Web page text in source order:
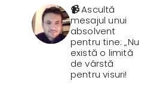
📹Ascultă
mesajul unui
absolvent
pentru tine: „Nu
există o limită
de vârstă
pentru visuri!